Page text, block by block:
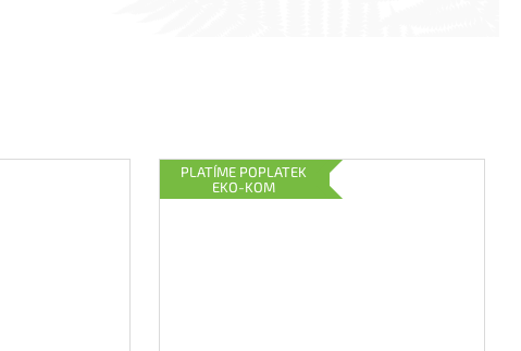
PLATÍME POPLATEK
EKO-KOM